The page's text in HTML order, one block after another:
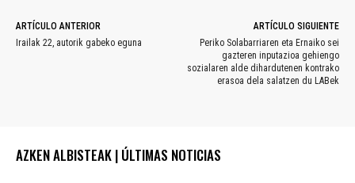
ARTÍCULO ANTERIOR
Irailak 22, autorik gabeko eguna
ARTÍCULO SIGUIENTE
Periko Solabarriaren eta Ernaiko sei
gazteren inputazioa gehiengo
sozialaren alde dihardutenen kontrako
erasoa dela salatzen du LABek
AZKEN ALBISTEAK | ÚLTIMAS NOTICIAS